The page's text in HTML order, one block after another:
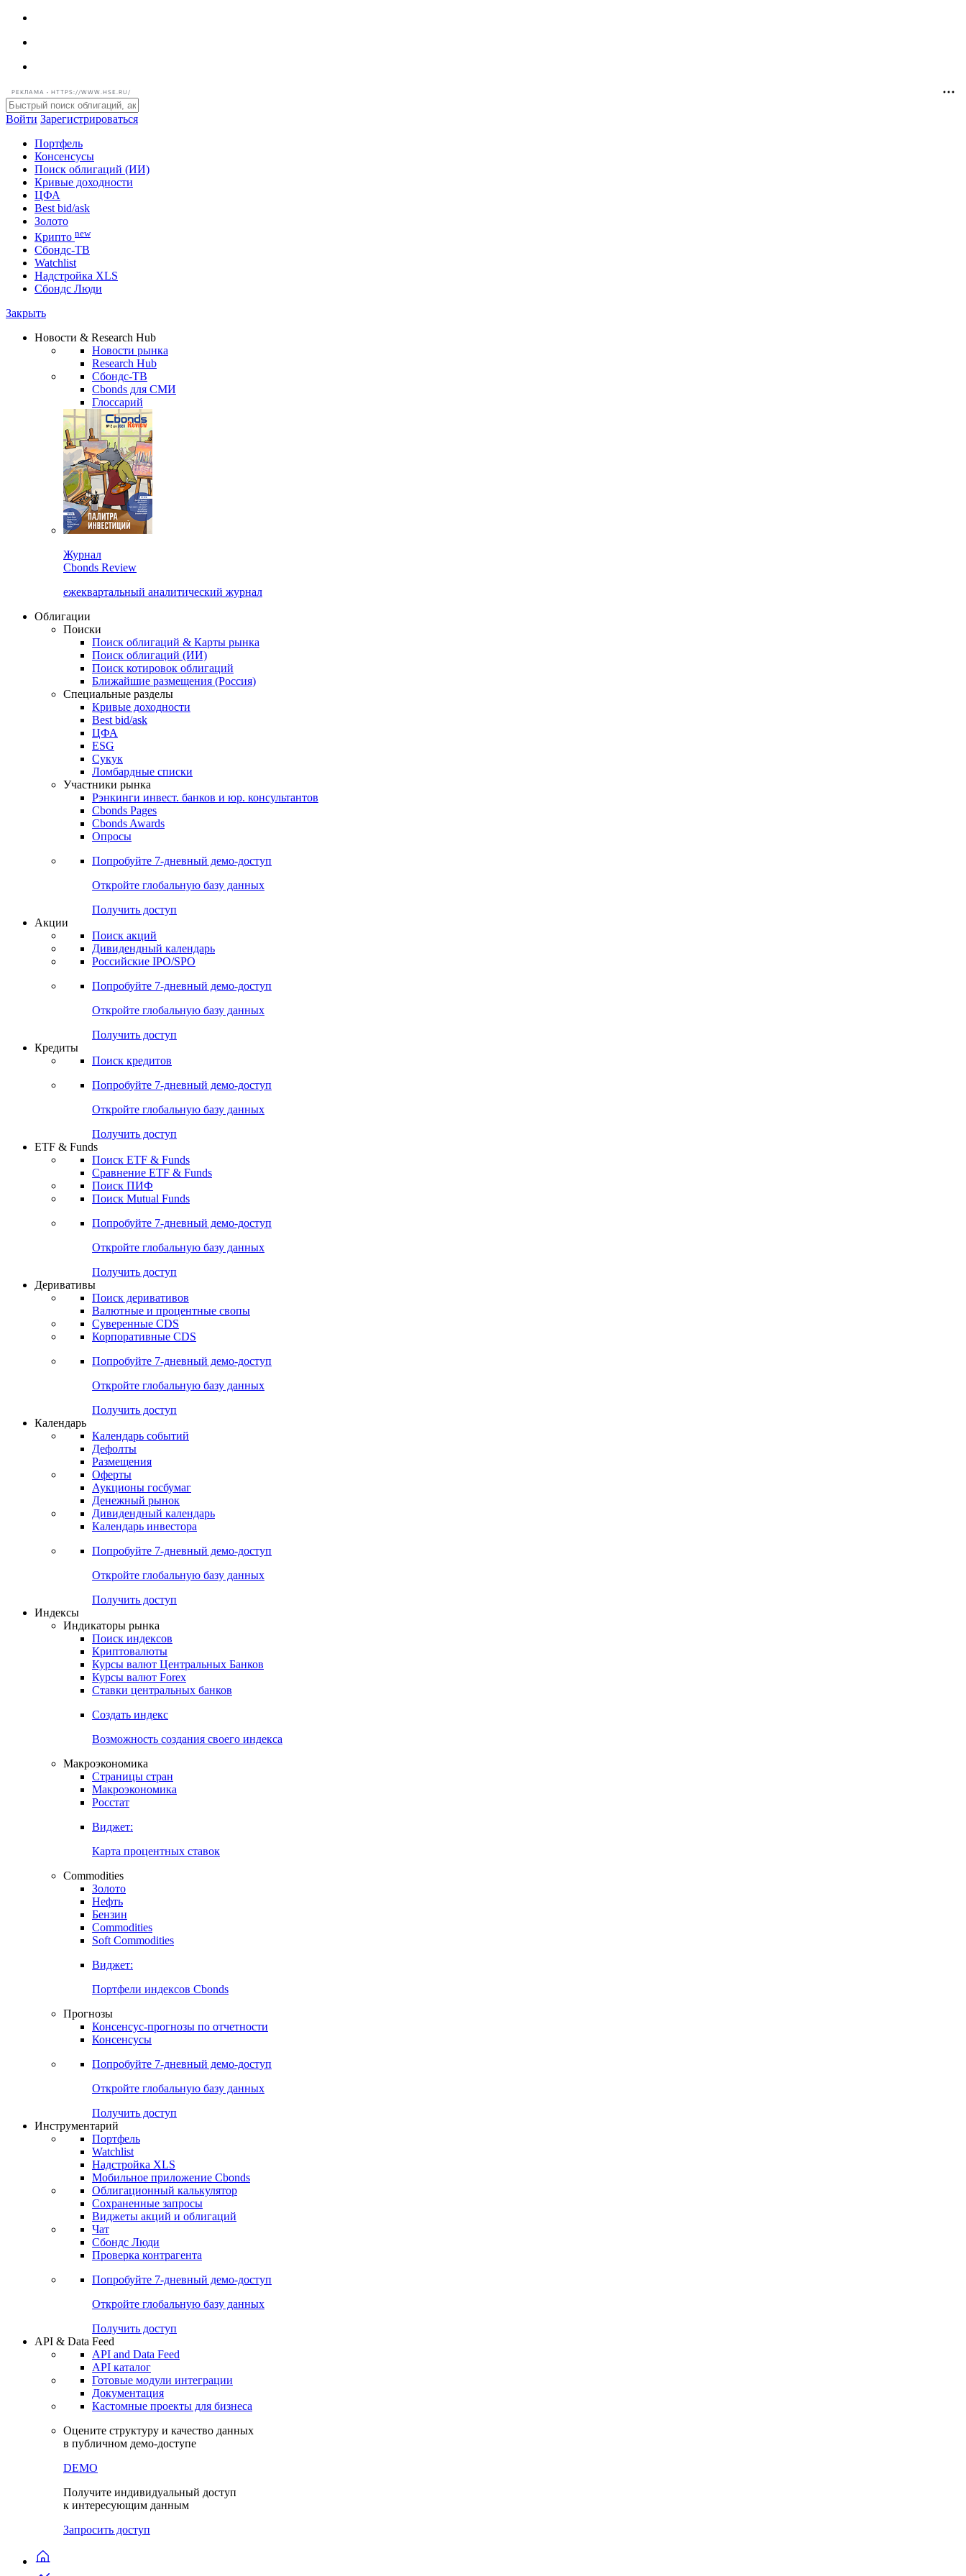
РЕКЛАМА • HTTPS://WWW.HSE.RU/
Войти Зарегистрироваться
Портфель
Консенсусы
Поиск облигаций (ИИ)
Кривые доходности
ЦФА
Best bid/ask
Золото
Криптоnew
Сбондс-ТВ
Надстройка XLS
Сбондс Люди
Новости & Research Hub
Новости рынка
Research Hub
Сбондс-ТВ
Cbonds для СМИ
Глоссарий
Журнал
Cbonds Review
ежеквартальный аналитический журнал
Облигации
Поиски
Поиск облигаций & Карты рынка
Поиск облигаций (ИИ)
Поиск котировок облигаций
Ближайшие размещения (Россия)
Специальные разделы
Кривые доходности
Best bid/ask
ЦФА
ESG
Сукук
Ломбардные списки
Участники рынка
Рэнкинги инвест. банков и юр. консультантов
Cbonds Pages
Cbonds Awards
Опросы
Попробуйте7-дневный
Откройте глобальную базу данных
Получить доступ
Акции
Поиск акций
Дивидендный календарь
Российские IPO/SPO
Попробуйте7-дневный
Откройте глобальную базу данных
Получить доступ
Кредиты
Поиск кредитов
Попробуйте7-дневный
Откройте глобальную базу данных
Получить доступ
ETF & Funds
Поиск ETF & Funds
Сравнение ETF & Funds
Поиск ПИФ
Поиск Mutual Funds
Попробуйте7-дневный
Откройте глобальную базу данных
Получить доступ
Деривативы
Поиск деривативов
Валютные и процентные свопы
Суверенные CDS
Корпоративные CDS
Попробуйте7-дневный
Откройте глобальную базу данных
Получить доступ
Календарь
Календарь событий
Дефолты
Размещения
Оферты
Аукционы госбумаг
Денежный рынок
Дивидендный календарь
Календарь инвестора
Попробуйте7-дневный
Получить доступ
Индикаторы рынка
Поиск индексов
Криптовалюты
Курсы валют Центральных Банков
Курсы валют Forex
Ставки центральных банков
Создать индекс
Возможность создания своего индекса
Макроэкономика
Страницы стран
Макроэкономика
Росстат
Виджет:
Карта процентных ставок
Commodities
Золото
Нефть
Бензин
Commodities
Soft Commodities
Виджет:
Портфели индексов Cbonds
Прогнозы
Консенсус-прогнозы по отчетности
Консенсусы
Попробуйте7-дневный
Откройте глобальную базу данных
Получить доступ
Инструментарий
Портфель
Watchlist
Надстройка XLS
Мобильное приложение Cbonds
Облигационный калькулятор
Сохраненные запросы
Виджеты акций и облигаций
Чат
Сбондс Люди
Проверка контрагента
Попробуйте7-дневный
Откройте глобальную базу данных
Получить доступ
API & Data Feed
API and Data Feed
API каталог
Документация
Кастомные проекты для бизнеса
Оцените структуру и качество данных
в публичном демо-доступе
DEMO
Получите индивидуальный доступ